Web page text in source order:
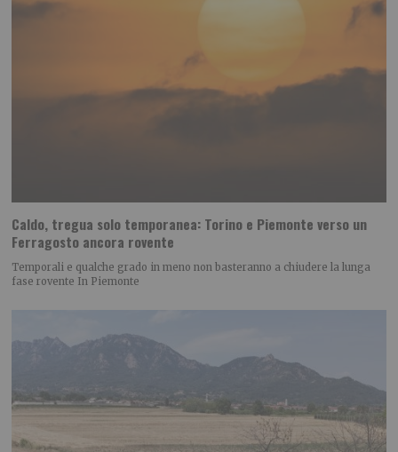
Caldo, tregua solo temporanea: Torino e Piemonte verso un
Ferragosto ancora rovente
Temporali e qualche grado in meno non basteranno a chiudere la lunga
fase rovente In Piemonte